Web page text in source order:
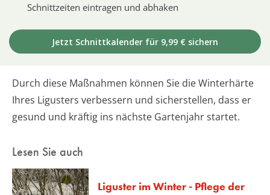
Schnittzeiten eintragen und abhaken
Jetzt Schnittkalender für 9,99 € sichern
Durch diese Maßnahmen können Sie die Winterhärte
Ihres Ligusters verbessern und sicherstellen, dass er
gesund und kräftig ins nächste Gartenjahr startet.
Lesen Sie auch
Liguster im Winter - Pflege der